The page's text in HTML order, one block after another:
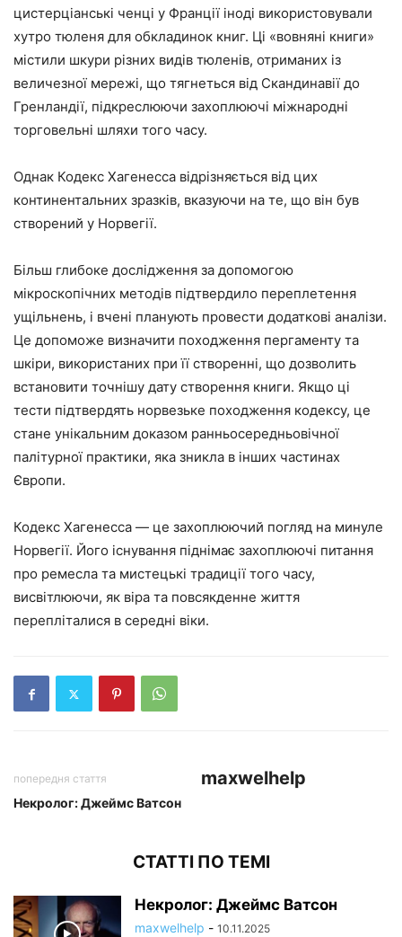
цистерціанські ченці у Франції іноді використовували
хутро тюленя для обкладинок книг. Ці «вовняні книги»
містили шкури різних видів тюленів, отриманих із
величезної мережі, що тягнеться від Скандинавії до
Гренландії, підкреслюючи захоплюючі міжнародні
торговельні шляхи того часу.
Однак Кодекс Хагенесса відрізняється від цих
континентальних зразків, вказуючи на те, що він був
створений у Норвегії.
Більш глибоке дослідження за допомогою
мікроскопічних методів підтвердило переплетення
ущільнень, і вчені планують провести додаткові аналізи.
Це допоможе визначити походження пергаменту та
шкіри, використаних при її створенні, що дозволить
встановити точнішу дату створення книги. Якщо ці
тести підтвердять норвезьке походження кодексу, це
стане унікальним доказом ранньосередньовічної
палітурної практики, яка зникла в інших частинах
Європи.
Кодекс Хагенесса — це захоплюючий погляд на минуле
Норвегії. Його існування піднімає захоплюючі питання
про ремесла та мистецькі традиції того часу,
висвітлюючи, як віра та повсякденне життя
перепліталися в середні віки.
попередня стаття
Некролог: Джеймс Ватсон
maxwelhelp
СТАТТІ ПО ТЕМІ
Некролог: Джеймс Ватсон
maxwelhelp - 10.11.2025